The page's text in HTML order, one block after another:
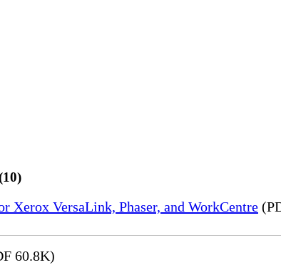
VersaLink, Phaser, and WorkCentre
60.8K)